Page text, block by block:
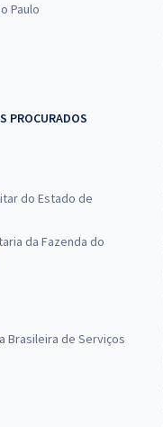
Paulo
PROCURADOS
do Estado de
da Fazenda do
Brasileira de Serviços